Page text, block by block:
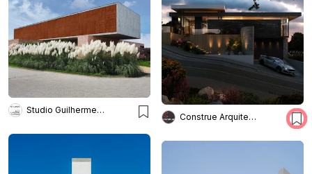
Studio Guilherme Torres
Construe Arquitetura